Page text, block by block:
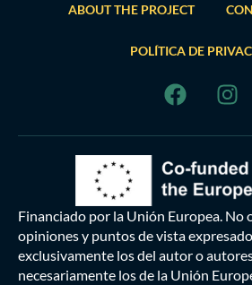
ABOUT THE PROJECT
POLÍTICA DE
Financiado por la Unión Europea. No
opiniones y puntos de vista
exclusivamente los del autor o
necesariamente los de la Unión